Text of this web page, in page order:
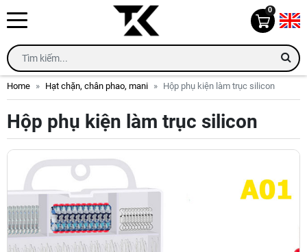
0
Home Hạt chặn, chân phao, mani Hộp phụ kiện làm trục silicon
Hộp phụ kiện làm trục silicon